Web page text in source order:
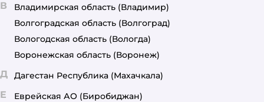
В Владимирская область (Владимир)
Волгоградская область (Волгоград)
Вологодская область (Вологда)
Воронежская область (Воронеж)
Д Дагестан Республика (Махачкала)
Е Еврейская АО (Биробиджан)